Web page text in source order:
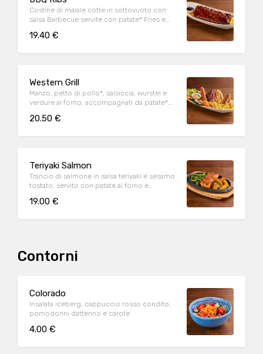
Costine di maiale cotte in sottovuoto con
salsa Barbecue servite con patate* Fries e
19.40 €
Western Grill
Manzo, petto di pollo*, salsiccia, wurstel e
verdure al forno, accompagnati da patate*
20.50 €
Teriyaki Salmon
Trancio di salmone in salsa teriyaki e sesamo
tostato, servito con patate al forno e
19.00 €
Contorni
Colorado
Insalata iceberg, cappuccio rosso condito,
pomodorini datterino e carote
4.00 €